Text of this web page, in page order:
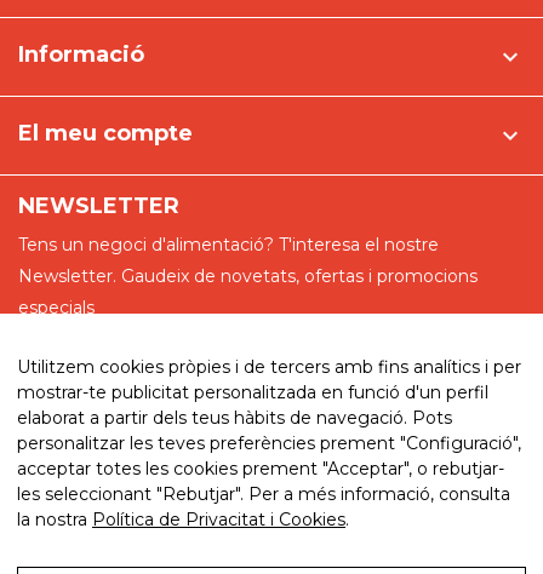
Informació 
El meu compte 
NEWSLETTER
Tens un negoci d'alimentació? T'interesa el nostre
Newsletter. Gaudeix de novetats, ofertas i promocions
especials
He llegit i accepto la política de privadesa
© 2026. My website. By eComm360
Utilitzem cookies pròpies i de tercers amb fins analítics i per
mostrar-te publicitat personalitzada en funció d'un perfil
elaborat a partir dels teus hàbits de navegació. Pots
personalitzar les teves preferències prement "Configuració",
acceptar totes les cookies prement "Acceptar", o rebutjar-
les seleccionant "Rebutjar". Per a més informació, consulta
la nostra Política de Privacitat i Cookies.